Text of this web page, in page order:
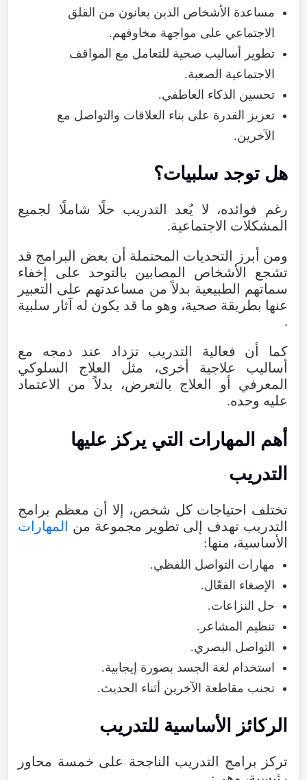
مساعدة الأشخاص الذين يعانون من القلق
الاجتماعي على مواجهة مخاوفهم.
تطوير
أساليب صحية للتعامل مع المواقف
الاجتماعية الصعبة.
تحسين الذكاء العاطفي.
تعزيز
القدرة على بناء العلاقات والتواصل مع
الآخرين.
هل توجد سلبيات؟
رغم فوائده، لا يُعد التدريب حلًا شاملًا لجميع
المشكلات الاجتماعية.
ومن
أبرز التحديات المحتملة أن بعض البرامج قد
تشجع
الأشخاص المصابين بالتوحد على
إخفاء
سماتهم
الطبيعية بدلاً من مساعدتهم على
التعبير
عنها بطريقة صحية، وهو ما قد يكون له آثار سلبية
.
كما
أن فعالية التدريب تزداد عند دمجه
مع
أساليب
علاجية أخرى، مثل العلاج
السلوكي
المعرفي
أو العلاج بالتعرض، بدلاً من
الاعتماد
عليه وحده.
أهم المهارات التي يركز عليها
التدريب
تختلف احتياجات كل شخص، إلا أن معظم برامج
التدريب تهدف إلى تطوير مجموعة من
المهارات
الأساسية، منها:
مهارات التواصل اللفظي.
الإصغاء الفعّال.
حل النزاعات.
تنظيم المشاعر .
التواصل البصري.
استخدام لغة الجسد بصورة إيجابية.
تجنب مقاطعة الآخرين أثناء الحديث.
الركائز الأساسية للتدريب
تركز برامج التدريب الناجحة على خمسة محاور